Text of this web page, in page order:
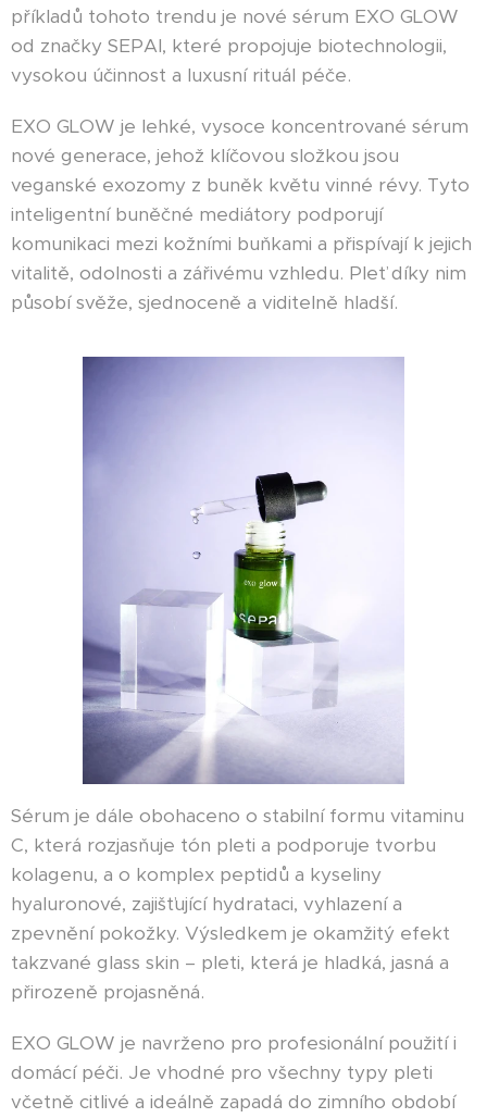
příkladů tohoto trendu je nové sérum EXO GLOW
od značky SEPAI, které propojuje biotechnologii,
vysokou účinnost a luxusní rituál péče.
EXO GLOW je lehké, vysoce koncentrované sérum
nové generace, jehož klíčovou složkou jsou
veganské exozomy z buněk květu vinné révy. Tyto
inteligentní buněčné mediátory podporují
komunikaci mezi kožními buňkami a přispívají k jejich
vitalitě, odolnosti a zářivému vzhledu. Pleť díky nim
působí svěže, sjednoceně a viditelně hladší.
Sérum je dále obohaceno o stabilní formu vitaminu
C, která rozjasňuje tón pleti a podporuje tvorbu
kolagenu, a o komplex peptidů a kyseliny
hyaluronové, zajišťující hydrataci, vyhlazení a
zpevnění pokožky. Výsledkem je okamžitý efekt
takzvané glass skin – pleti, která je hladká, jasná a
přirozeně projasněná.
EXO GLOW je navrženo pro profesionální použití i
domácí péči. Je vhodné pro všechny typy pleti
včetně citlivé a ideálně zapadá do zimního období